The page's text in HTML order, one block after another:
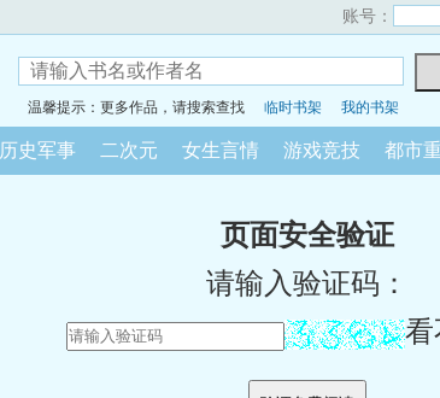
账号：
温馨提示：更多作品，请搜索查找 临时书架 我的书架
历史军事 二次元 女生言情 游戏竞技 都市
页面安全验证
请输入验证码：
看